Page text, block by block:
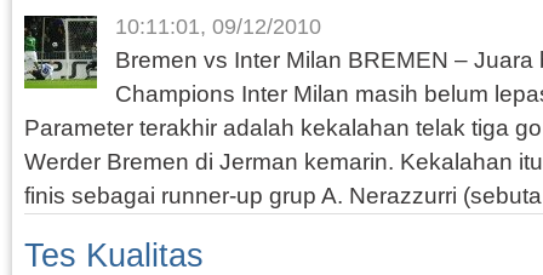
10:11:01, 09/12/2010
Bremen vs Inter Milan BREMEN – Juara
Champions Inter Milan masih belum
Parameter terakhir adalah kekalahan telak tiga
Werder Bremen di Jerman kemarin. Kekalahan
finis sebagai runner-up grup A. Nerazzurri
Tes Kualitas